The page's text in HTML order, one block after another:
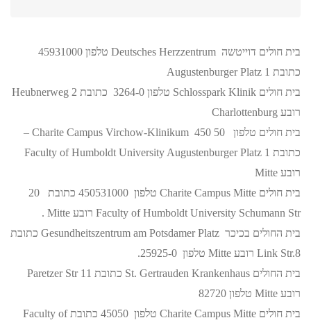
בית חולים דוייטשה Deutsches Herzzentrum טלפון 45931000
כתובת Augustenburger Platz 1
בית חולים Schlosspark Klinik טלפון 3264-0 כתובת Heubnerweg 2
רובע Charlottenburg
בית חולים טלפון Charite Campus Virchow-Klinikum 450 50 –
כתובת Faculty of Humboldt University Augustenburger Platz 1
רובע Mitte
בית חולים Charite Campus Mitte טלפון 450531000 כתובת 20
Faculty of Humboldt University Schumann Str רובע Mitte .
בית החולים בכיכר Gesundheitszentrum am Potsdamer Platz כתובת
Link Str.8 רובע Mitte טלפון 25925-0.
בית החולים St. Gertrauden Krankenhaus כתובת 11 Paretzer Str
רובע Mitte טלפון 82720
בית חולים Charite Campus Mitte טלפון 45050 כתובת Faculty of